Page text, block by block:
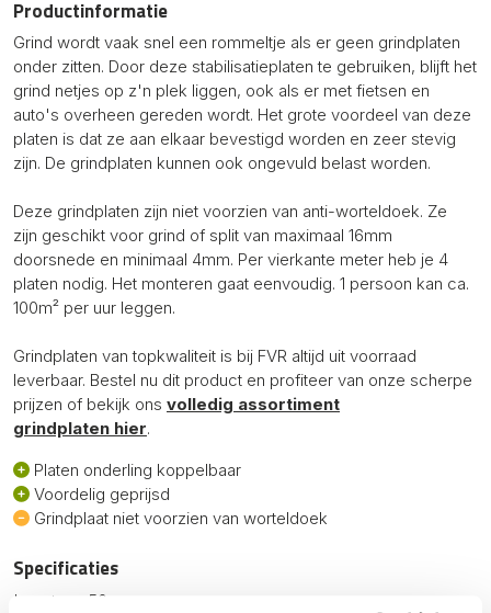
Productinformatie
Grind wordt vaak snel een rommeltje als er geen grindplaten
onder zitten. Door deze stabilisatieplaten te gebruiken, blijft het
grind netjes op z'n plek liggen, ook als er met fietsen en
auto's overheen gereden wordt. Het grote voordeel van deze
platen is dat ze aan elkaar bevestigd worden en zeer stevig
zijn. De grindplaten kunnen ook ongevuld belast worden.
Deze grindplaten zijn niet voorzien van anti-worteldoek. Ze
zijn geschikt voor grind of split van maximaal 16mm
doorsnede en minimaal 4mm. Per vierkante meter heb je 4
platen nodig. Het monteren gaat eenvoudig. 1 persoon kan ca.
100m² per uur leggen.
Grindplaten van topkwaliteit is bij FVR altijd uit voorraad
leverbaar. Bestel nu dit product en profiteer van onze scherpe
prijzen of bekijk ons volledig assortiment
grindplaten hier.
Platen onderling koppelbaar
Voordelig geprijsd
Grindplaat niet voorzien van worteldoek
Specificaties
Lengte:
50cm